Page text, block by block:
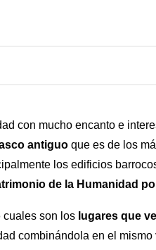
con mucho encanto e
antiguo que es de los
los edificios
de la Humanidad
cuales son los lugares que
combinándola en el mismo